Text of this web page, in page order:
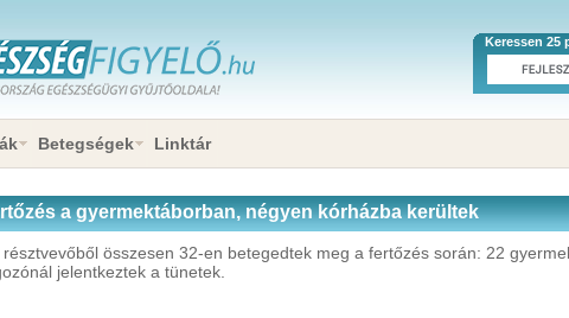
Keressen 25
Betegségek Linktár
a gyermektáborban, négyen kórházba kerültek
összesen 32-en betegedtek meg a fertőzés során: 22
jelentkeztek a tünetek.